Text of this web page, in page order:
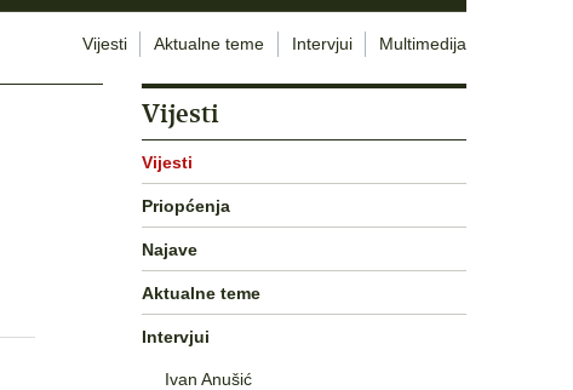
Vijesti Aktualne teme Intervjui Multimedija
Vijesti
Vijesti
Priopćenja
Najave
Aktualne teme
Intervjui
Ivan Anušić